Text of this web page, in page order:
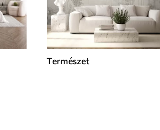
Természet